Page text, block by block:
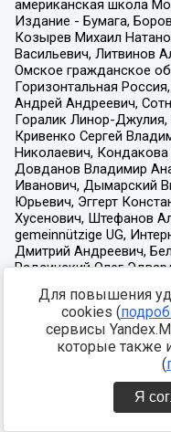
Для повышения
cookies (
сервисы
которые также
(
Я